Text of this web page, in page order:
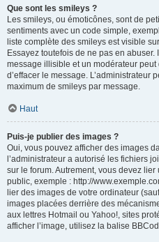
Que sont les smileys ?
Les smileys, ou émoticônes, sont de
sentiments avec un code simple,
liste complète des smileys est visible
Essayez toutefois de ne pas en
message illisible et un modérateur
d’effacer le message. L’administrateur
maximum de smileys par message.
Haut
Puis-je publier des images ?
Oui, vous pouvez afficher des images
l’administrateur a autorisé les fichiers
sur le forum. Autrement, vous devez
public, exemple : http://
lier des images de votre ordinateur
images placées derrière des
aux lettres Hotmail ou Yahoo!, sites
afficher l’image, utilisez la balise